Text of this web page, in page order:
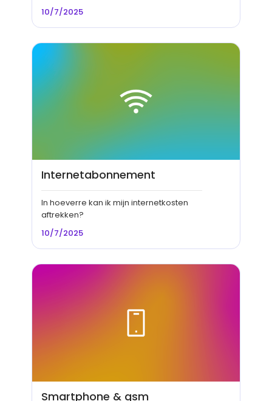
10/7/2025
Internetabonnement
In hoeverre kan ik mijn internetkosten
aftrekken?
10/7/2025
Smartphone & gsm